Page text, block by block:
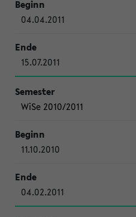
04.04.2011
15.07.2011
WiSe 2010/2011
11.10.2010
04.02.2011